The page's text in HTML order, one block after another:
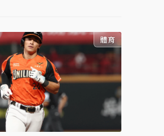
體育